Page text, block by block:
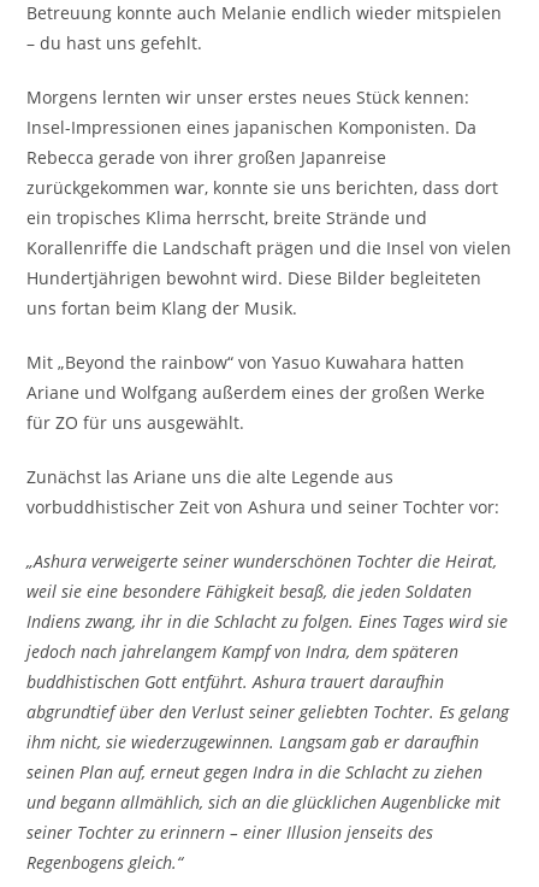
Betreuung konnte auch Melanie endlich wieder mitspielen
– du hast uns gefehlt.
Morgens lernten wir unser erstes neues Stück kennen:
Insel-Impressionen eines japanischen Komponisten. Da
Rebecca gerade von ihrer großen Japanreise
zurückgekommen war, konnte sie uns berichten, dass dort
ein tropisches Klima herrscht, breite Strände und
Korallenriffe die Landschaft prägen und die Insel von vielen
Hundertjährigen bewohnt wird. Diese Bilder begleiteten
uns fortan beim Klang der Musik.
Mit „Beyond the rainbow“ von Yasuo Kuwahara hatten
Ariane und Wolfgang außerdem eines der großen Werke
für ZO für uns ausgewählt.
Zunächst las Ariane uns die alte Legende aus
vorbuddhistischer Zeit von Ashura und seiner Tochter vor:
„Ashura verweigerte seiner wunderschönen Tochter die Heirat,
weil sie eine besondere Fähigkeit besaß, die jeden Soldaten
Indiens zwang, ihr in die Schlacht zu folgen. Eines Tages wird sie
jedoch nach jahrelangem Kampf von Indra, dem späteren
buddhistischen Gott entführt. Ashura trauert daraufhin
abgrundtief über den Verlust seiner geliebten Tochter. Es gelang
ihm nicht, sie wiederzugewinnen. Langsam gab er daraufhin
seinen Plan auf, erneut gegen Indra in die Schlacht zu ziehen
und begann allmählich, sich an die glücklichen Augenblicke mit
seiner Tochter zu erinnern – einer Illusion jenseits des
Regenbogens gleich.“